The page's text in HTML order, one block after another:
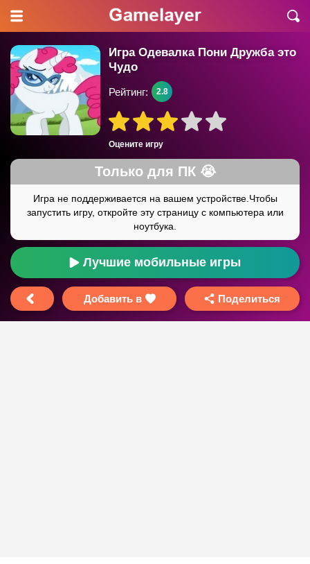
Игра Одевалка Пони Дружба это
Чудо
Оцените игру
Рейтинг: 2.8
Лучшие мобильные игры
Добавить в Поделиться